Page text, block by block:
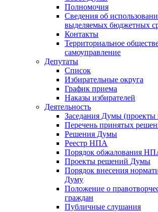
Полномочия
Сведения об
выделяемых бюджетных
Контакты
Территориальное
самоуправление
Депутаты
Список
Избирательные округа
График приема
Наказы избирателей
Деятельность
Заседания Думы (проекты
Перечень принятых
Решения Думы
Реестр НПА
Порядок обжалования
Проекты решений Думы
Порядок внесения
Думу
Положение о
граждан
Публичные слушания